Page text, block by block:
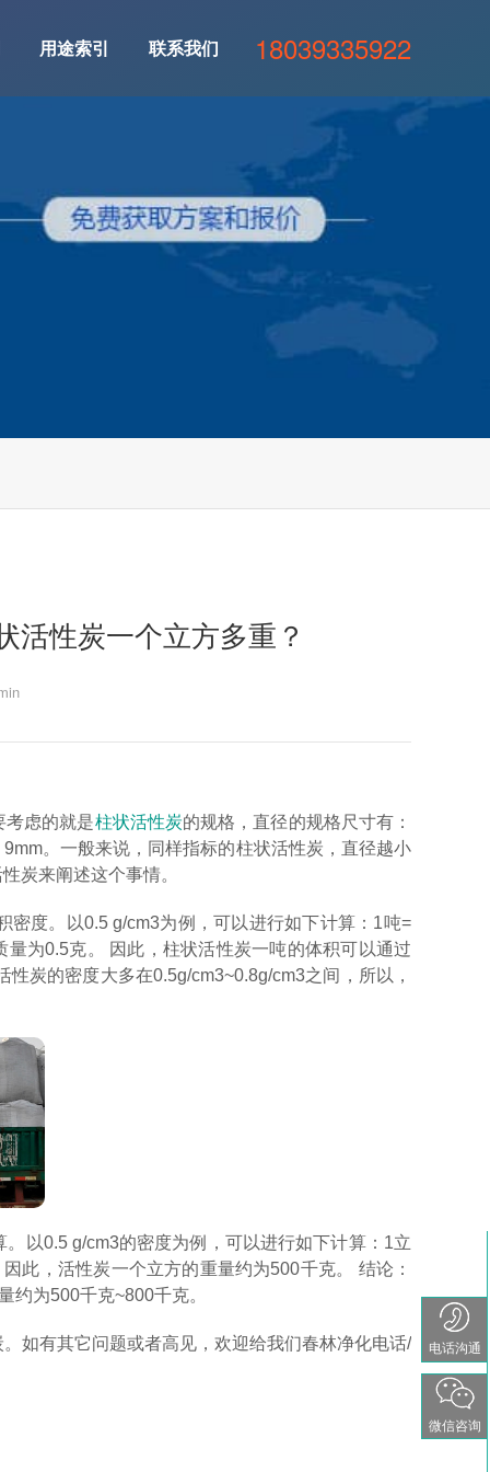
用途索引 联系我们 18039335922
活性炭一个立方多重？
考虑的就是柱状活性炭的规格，直径的规格尺寸有：
。一般来说，同样指标的柱状活性炭，直径越小
炭来阐述这个事情。
度。以0.5 g/cm3为例，可以进行如下计算：1吨=
为0.5克。 因此，柱状活性炭一吨的体积可以通过
炭的密度大多在0.5g/cm3~0.8g/cm3之间，所以，
以0.5 g/cm3的密度为例，可以进行如下计算：1立
此，活性炭一个立方的重量约为500千克。 结论：
约为500千克~800千克。
如有其它问题或者高见，欢迎给我们春林净化电话/
电话沟通
微信咨询